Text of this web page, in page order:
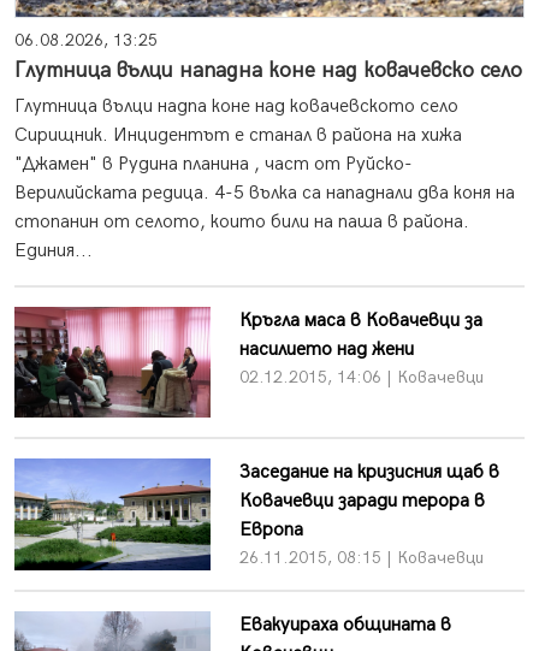
06.08.2026, 13:25
Глутница вълци нападна коне над ковачевско село
Глутница вълци надпа коне над ковачевското село
Сирищник. Инцидентът е станал в района на хижа
"Джамен" в Рудина планина , част от Руйско-
Верилийската редица. 4-5 вълка са нападнали два коня на
стопанин от селото, които били на паша в района.
Единия...
Кръгла маса в Ковачевци за
насилието над жени
02.12.2015, 14:06 | Ковачевци
Заседание на кризисния щаб в
Ковачевци заради терора в
Европа
26.11.2015, 08:15 | Ковачевци
Евакуираха общината в